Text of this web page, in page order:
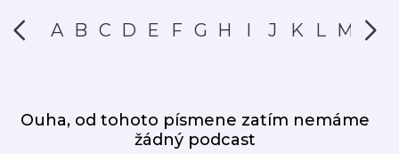
A B C D E F G H I J K L M N
Ouha, od tohoto písmene zatím nemáme
žádný podcast